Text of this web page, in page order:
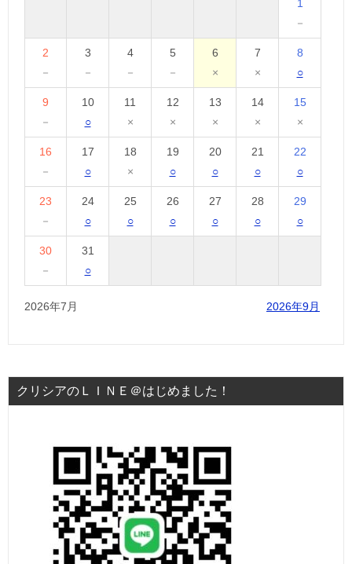
1
－
2
－
3
－
4
－
5
－
6
×
7
×
8
○
9
－
10
○
11
×
12
×
13
×
14
×
15
×
16
－
17
○
18
×
19
○
20
○
21
○
22
○
23
－
24
○
25
○
26
○
27
○
28
○
29
○
30
－
31
○
2026年7月 2026年9月
クリシアのＬＩＮＥ＠はじめました！